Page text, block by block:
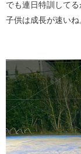
でも連日特訓して
子供は成長が速いね